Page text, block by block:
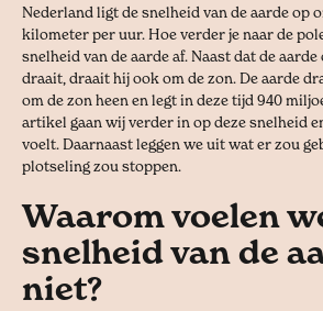
Nederland ligt de snelheid van de aarde op
kilometer per uur. Hoe verder je naar de
snelheid van de aarde af. Naast dat de
draait, draait hij ook om de zon. De aarde
om de zon heen en legt in deze tijd 940
artikel gaan wij verder in op deze snelheid
voelt. Daarnaast leggen we uit wat er zou
plotseling zou stoppen.
Waarom voelen
snelheid van de
niet?